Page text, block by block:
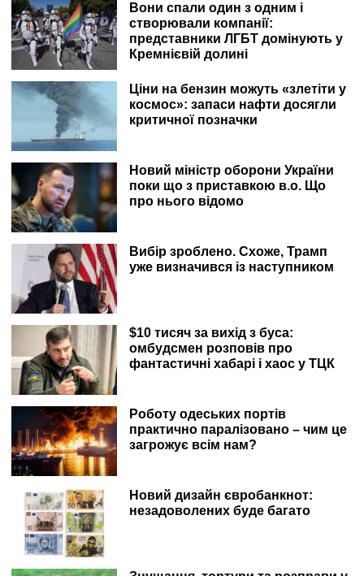
Вони спали один з одним і
створювали компанії:
представники ЛГБТ домінують у
Кремнієвій долині
Ціни на бензин можуть «злетіти у
космос»: запаси нафти досягли
критичної позначки
Новий міністр оборони України
поки що з приставкою в.о. Що
про нього відомо
Вибір зроблено. Схоже, Трамп
уже визначився із наступником
$10 тисяч за вихід з буса:
омбудсмен розповів про
фантастичні хабарі і хаос у ТЦК
Роботу одеських портів
практично паралізовано – чим це
загрожує всім нам?
Новий дизайн євробанкнот:
незадоволених буде багато